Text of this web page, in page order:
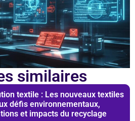
similaires
textile : Les nouveaux textiles
défis environnementaux,
et impacts du recyclage